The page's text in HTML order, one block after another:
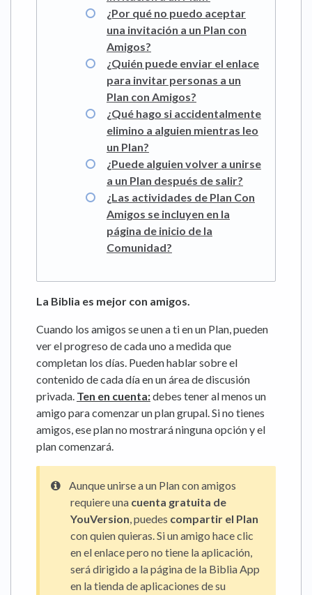
¿Por qué no puedo aceptar
una invitación a un Plan con
Amigos?
¿Quién puede enviar el enlace
para invitar personas a un
Plan con Amigos?
¿Qué hago si accidentalmente
elimino a alguien mientras leo
un Plan?
¿Puede alguien volver a unirse
a un Plan después de salir?
¿Las actividades de Plan Con
Amigos se incluyen en la
página de inicio de la
Comunidad?
La Biblia es mejor con amigos.
Cuando los amigos se unen a ti en un Plan, pueden
ver el progreso de cada uno a medida que
completan los días. Pueden hablar sobre el
contenido de cada día en un área de discusión
privada. Ten en cuenta:debes tener al menos un
amigo para comenzar un plan grupal. Si no tienes
amigos, ese plan no mostrará ninguna opción y el
plan comenzará.
Aunque unirse a un Plan con amigos
requiere una cuenta gratuita de
YouVersion, puedes compartir el Plan
con quien quieras. Si un amigo hace clic
en el enlace pero no tiene la aplicación,
será dirigido a la página de la Biblia App
en la tienda de aplicaciones de su